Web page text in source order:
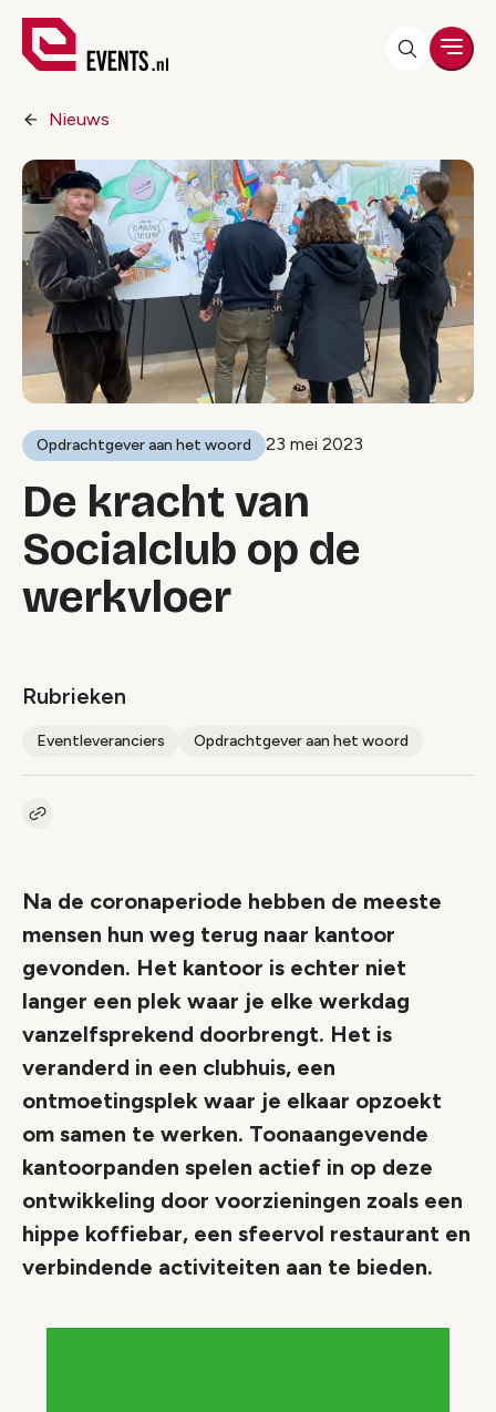
Nieuws
Opdrachtgever aan het woord 23 mei 2023
De kracht van
Socialclub op de
werkvloer
Rubrieken
Eventleveranciers Opdrachtgever aan het woord
Kopieer link naar artikel
Na de coronaperiode hebben de meeste
mensen hun weg terug naar kantoor
gevonden. Het kantoor is echter niet
langer een plek waar je elke werkdag
vanzelfsprekend doorbrengt. Het is
veranderd in een clubhuis, een
ontmoetingsplek waar je elkaar opzoekt
om samen te werken. Toonaangevende
kantoorpanden spelen actief in op deze
ontwikkeling door voorzieningen zoals een
hippe koffiebar, een sfeervol restaurant en
verbindende activiteiten aan te bieden.